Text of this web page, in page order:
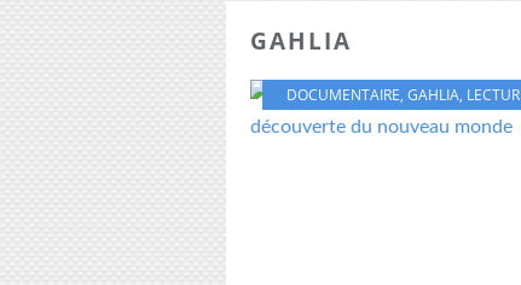
GAHLIA
DOCUMENTAIRE, GAHLIA, LECTURE